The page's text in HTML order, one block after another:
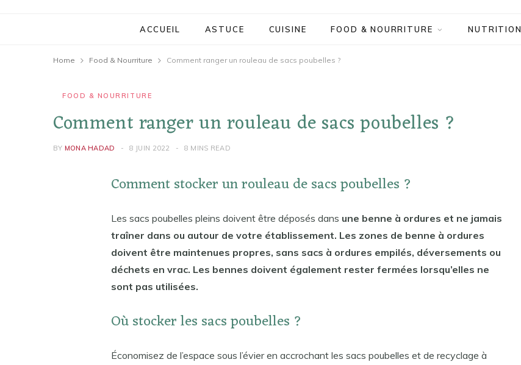
ACCUEIL ASTUCE CUISINE FOOD & NOURRITURE NUTRITION
Home Food & Nourriture Comment ranger un rouleau de sacs poubelles ?
FOOD & NOURRITURE
Comment ranger un rouleau de sacs poubelles ?
BY MONA HADAD 8 JUIN 2022 8 MINS READ
Comment stocker un rouleau de sacs poubelles ?
Les sacs poubelles pleins doivent être déposés dans une benne à ordures et ne jamais
traîner dans ou autour de votre établissement. Les zones de benne à ordures
doivent être maintenues propres, sans sacs à ordures empilés, déversements ou
déchets en vrac. Les bennes doivent également rester fermées lorsqu’elles ne
sont pas utilisées.
Où stocker les sacs poubelles ?
Économisez de l’espace sous l’évier en accrochant les sacs poubelles et de recyclage à